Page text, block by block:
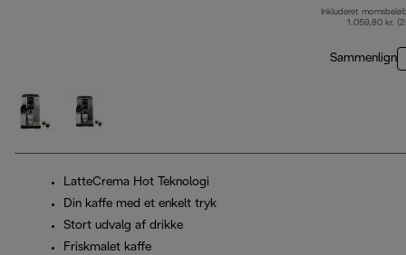
Inkluderet
1.059,80 kr.
Sammenlign
LatteCrema Hot Teknologi
Din kaffe med et enkelt tryk
Stort udvalg af drikke
Friskmalet kaffe